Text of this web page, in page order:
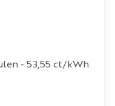
- 53,55 ct/kWh